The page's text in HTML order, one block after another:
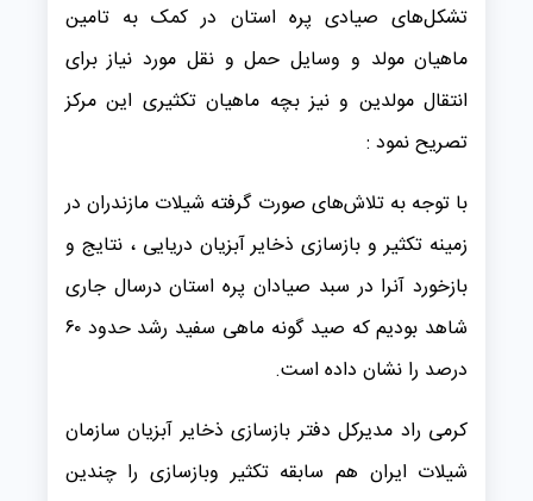
تشکل‌های صیادی پره استان در کمک به تامین
ماهیان مولد و وسایل حمل و نقل مورد نیاز برای
انتقال مولدین و نیز بچه ماهیان تکثیری این مرکز
تصریح نمود :
با توجه به تلاش‌های صورت گرفته شیلات مازندران در
زمینه تکثیر و بازسازی ذخایر آبزیان دریایی ، نتایج و
بازخورد آنرا در سبد صیادان پره استان درسال جاری
شاهد بودیم که صید گونه ماهی سفید رشد حدود ۶۰
درصد را نشان داده است.
کرمی راد مدیرکل دفتر بازسازی ذخایر آبزیان سازمان
شیلات ایران هم سابقه تکثیر وبازسازی را چندین